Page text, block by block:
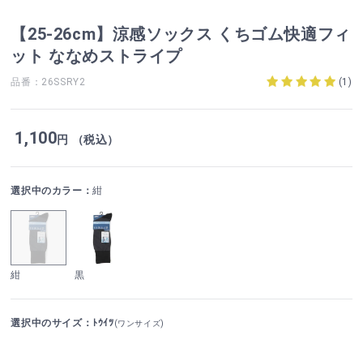
【25-26cm】涼感ソックス くちゴム快適フィ
ット ななめストライプ
品番：26SSRY2 (1 )
1,100円 （税込）
選択中のカラー：紺
紺 黒
選択中のサイズ：ﾄｳｲﾂ(ワンサイズ)